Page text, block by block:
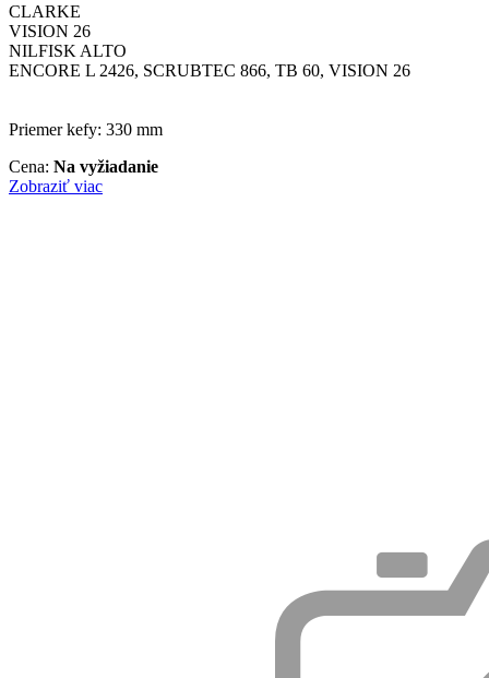
CLARKE
VISION 26
NILFISK ALTO
ENCORE L 2426, SCRUBTEC 866, TB 60, VISION 26
Priemer kefy: 330 mm
Cena: Na vyžiadanie
Zobraziť viac